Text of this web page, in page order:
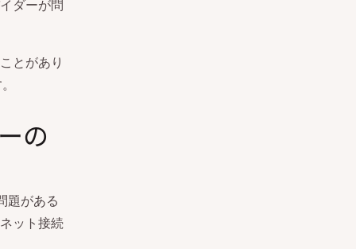
ダーが問
とがあり
の
題がある
ット接続